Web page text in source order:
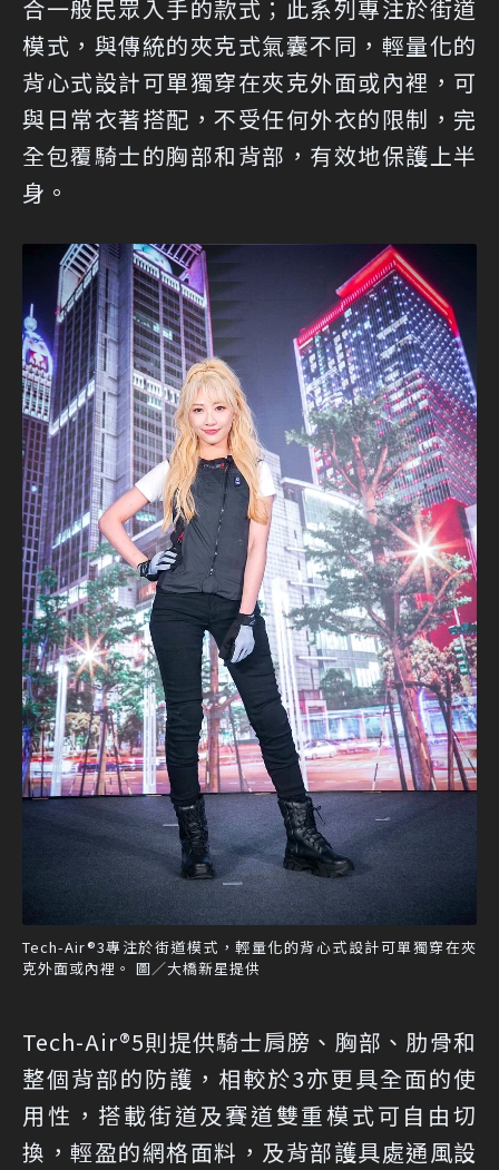
合一般民眾入手的款式；此系列專注於街道
模式，與傳統的夾克式氣囊不同，輕量化的
背心式設計可單獨穿在夾克外面或內裡，可
與日常衣著搭配，不受任何外衣的限制，完
全包覆騎士的胸部和背部，有效地保護上半
身。
Tech-Air®3專注於街道模式，輕量化的背心式設計可單獨穿在夾
克外面或內裡。 圖／大橋新星提供
Tech-Air®5則提供騎士肩膀、胸部、肋骨和
整個背部的防護，相較於3亦更具全面的使
用性，搭載街道及賽道雙重模式可自由切
換，輕盈的網格面料，及背部護具處通風設